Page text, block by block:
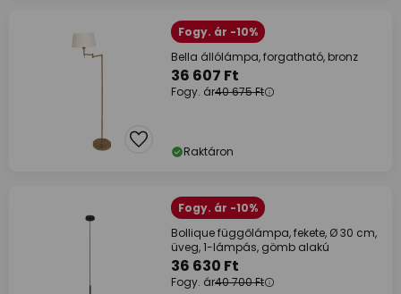
Fogy. ár -10%
Bella állólámpa, forgatható, bronz
36 607 Ft
Fogy. ár40 675 Ft
Raktáron
Fogy. ár -10%
Bollique függőlámpa, fekete, Ø 30 cm,
üveg, 1-lámpás, gömb alakú
36 630 Ft
Fogy. ár40 700 Ft